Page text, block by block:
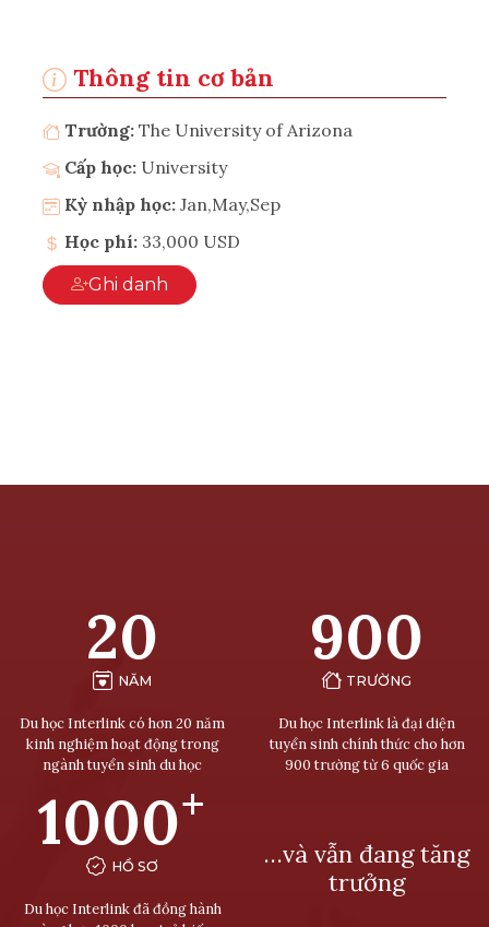
Thông tin cơ bản
Trường: The University of Arizona
Cấp học: University
Kỳ nhập học: Jan,May,Sep
Học phí: 33,000 USD
Ghi danh
20
NĂM
Du học Interlink có hơn 20 năm
kinh nghiệm hoạt động trong
ngành tuyển sinh du học
900
TRƯỜNG
Du học Interlink là đại diện
tuyển sinh chính thức cho hơn
900 trường từ 6 quốc gia
1000+
HỒ SƠ
Du học Interlink đã đồng hành
…và vẫn đang tăng
trưởng